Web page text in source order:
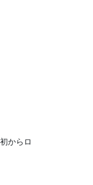
からロ